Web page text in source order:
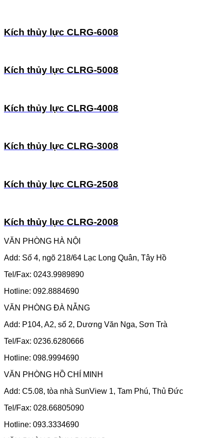
Kích thủy lực CLRG-6008
Kích thủy lực CLRG-5008
Kích thủy lực CLRG-4008
Kích thủy lực CLRG-3008
Kích thủy lực CLRG-2508
Kích thủy lực CLRG-2008
VĂN PHÒNG HÀ NỘI
Add: Số 4, ngõ 218/64 Lạc Long Quân, Tây Hồ
Tel/Fax: 0243.9989890
Hotline: 092.8884690
VĂN PHÒNG ĐÀ NẴNG
Add: P104, A2, số 2, Dương Văn Nga, Sơn Trà
Tel/Fax: 0236.6280666
Hotline: 098.9994690
VĂN PHÒNG HỒ CHÍ MINH
Add: C5.08, tòa nhà SunView 1, Tam Phú, Thủ Đức
Tel/Fax: 028.66805090
Hotline: 093.3334690